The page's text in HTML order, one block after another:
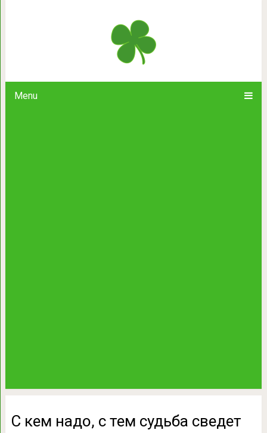
Menu
С кем надо, с тем
С кем надо, с тем судьба сведет